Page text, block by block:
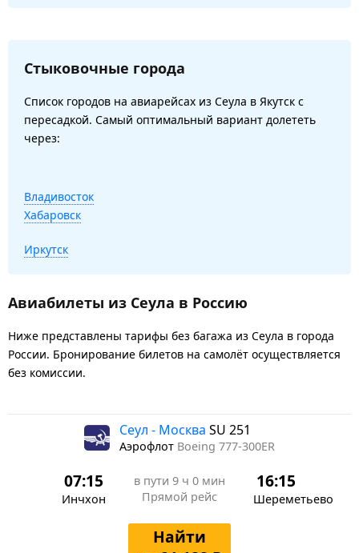
Стыковочные города
Список городов на авиарейсах из Сеула в Якутск с
пересадкой. Самый оптимальный вариант долететь
через:
Владивосток
Хабаровск
Иркутск
Авиабилеты из Сеула в Россию
Ниже представлены тарифы без багажа из Сеула в города
России. Бронирование билетов на самолёт осуществляется
без комиссии.
Сеул - Москва SU 251
Аэрофлот Boeing 777-300ER
07:15
Инчхон
в пути 9 ч 0 мин
Прямой рейс
16:15
Шереметьево
Найти